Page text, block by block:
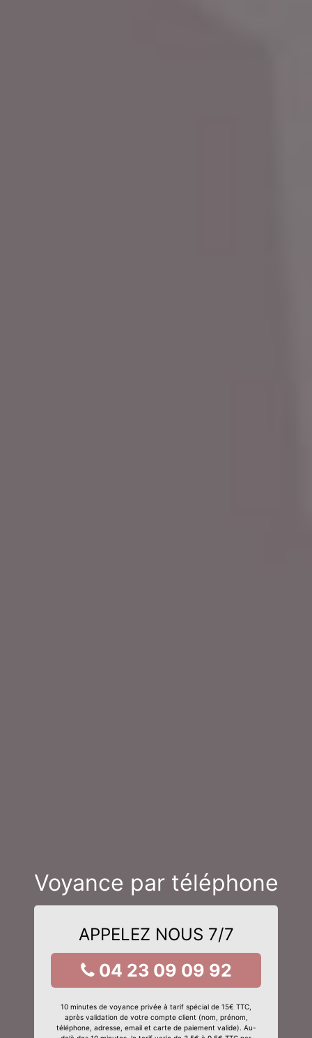
Voyance par téléphone
APPELEZ NOUS 7/7
04 23 09 09 92
10 minutes de voyance privée à tarif spécial de 15€ TTC,
après validation de votre compte client (nom, prénom,
téléphone, adresse, email et carte de paiement valide). Au-